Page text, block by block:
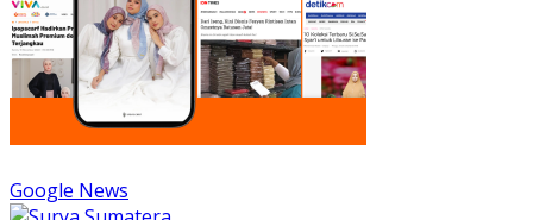
Google News